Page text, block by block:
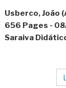
Usberco, João
656 Pages -
Saraiva